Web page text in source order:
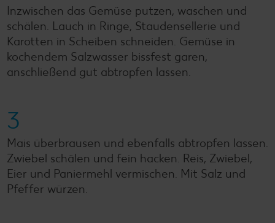
Inzwischen das Gemüse putzen, waschen und
schälen. Lauch in Ringe, Staudensellerie und
Karotten in Scheiben schneiden. Gemüse in
kochendem Salzwasser bissfest garen,
anschließend gut abtropfen lassen.
3
Mais überbrausen und ebenfalls abtropfen lassen.
Zwiebel schälen und fein hacken. Reis, Zwiebel,
Eier und Paniermehl vermischen. Mit Salz und
Pfeffer würzen.